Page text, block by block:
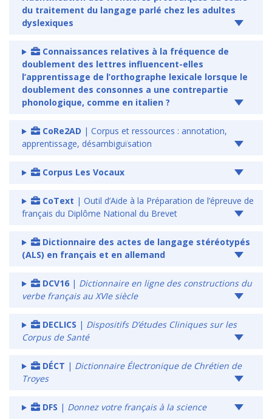
du traitement du langage parlé chez les adultes
dyslexiques
Connaissances relatives à la fréquence de
doublement des lettres influencent-elles
l’apprentissage de l’orthographe lexicale lorsque le
doublement des consonnes a une contrepartie
phonologique, comme en italien ?
CoRe2AD | Corpus et ressources : annotation,
apprentissage, désambiguïsation
Corpus Les Vocaux
CoText | Outil d’Aide à la Préparation de l’épreuve de
français du Diplôme National du Brevet
Dictionnaire des actes de langage stéréotypés
(ALS) en français et en allemand
DCV16| Dictionnaire en ligne des constructions du
verbe français au XVIe siècle
DECLICS | Dispositifs D’études Cliniques sur les
Corpus de Santé
DÉCT | Dictionnaire Électronique de Chrétien de
Troyes
DFS | Donnez votre français à la science